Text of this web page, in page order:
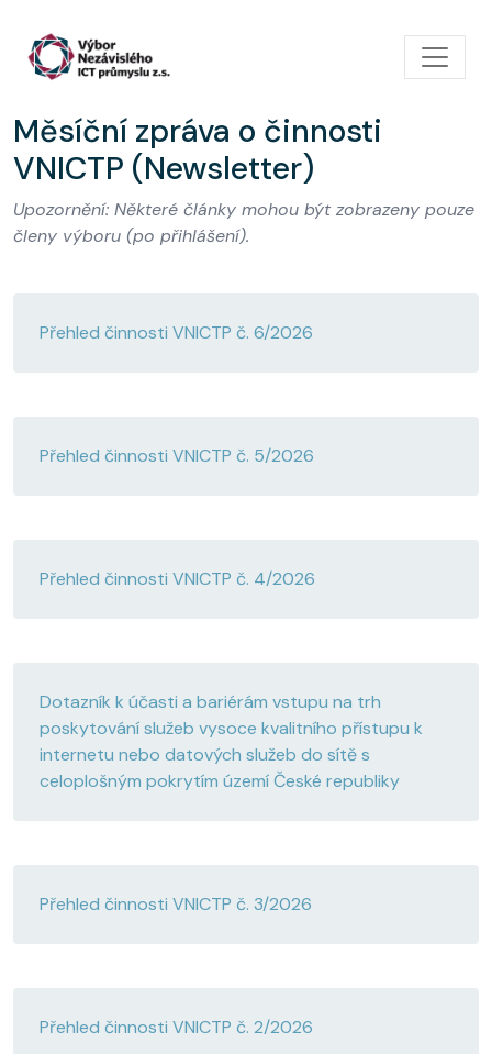
Měsíční zpráva o činnosti
VNICTP (Newsletter)
Upozornění: Některé články mohou být zobrazeny pouze
členy výboru (po přihlášení).
Přehled činnosti VNICTP č. 6/2026
Přehled činnosti VNICTP č. 5/2026
Přehled činnosti VNICTP č. 4/2026
Dotazník k účasti a bariérám vstupu na trh
poskytování služeb vysoce kvalitního přístupu k
internetu nebo datových služeb do sítě s
celoplošným pokrytím území České republiky
Přehled činnosti VNICTP č. 3/2026
Přehled činnosti VNICTP č. 2/2026